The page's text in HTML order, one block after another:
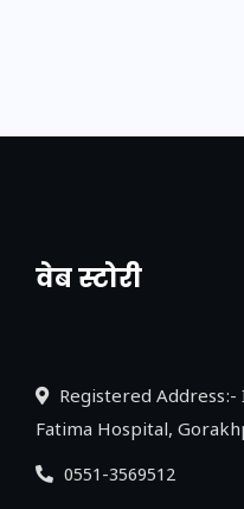
वेब स्टोरी
नया एक्सप्रेसवे:
Registered
Fatima Hospital,
0551-3569512